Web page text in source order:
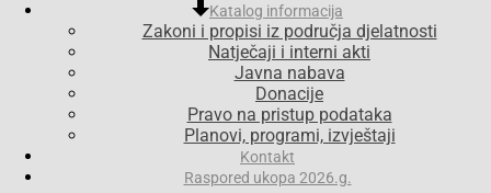
Katalog informacija
Zakoni i propisi iz područja djelatnosti
Natječaji i interni akti
Javna nabava
Donacije
Pravo na pristup podataka
Planovi, programi, izvještaji
Kontakt
Raspored ukopa 2026.g.